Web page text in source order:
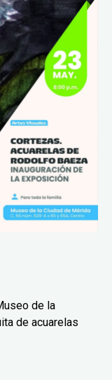
de la
de acuarelas